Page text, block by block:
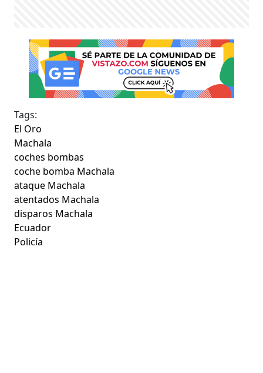
Tags:
El Oro
Machala
coches bombas
coche bomba Machala
ataque Machala
atentados Machala
disparos Machala
Ecuador
Policía